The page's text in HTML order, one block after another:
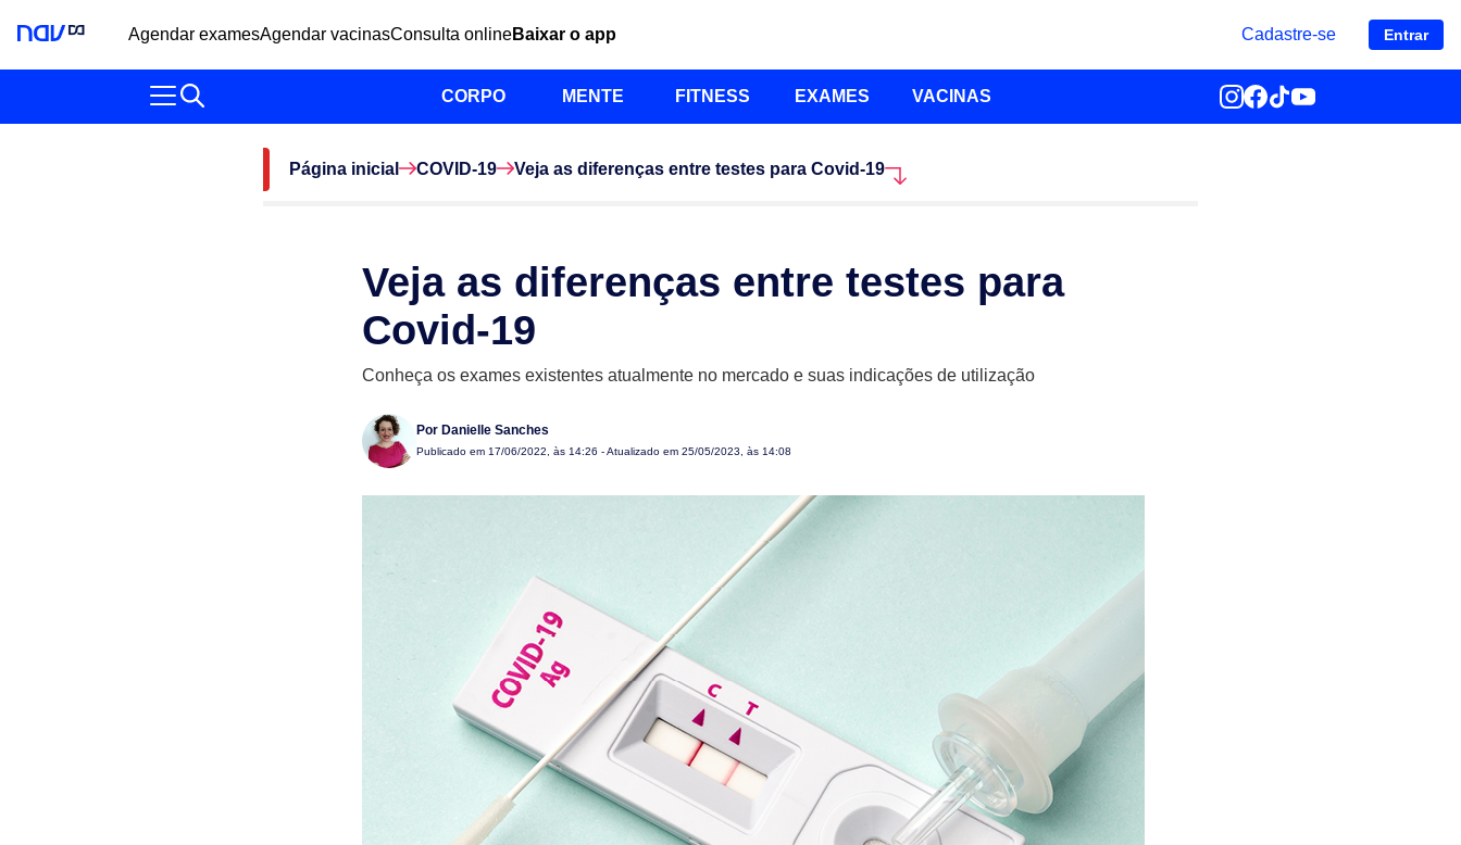
Agendar examesAgendar vacinasConsulta onlineBaixar o app Cadastre-se Entrar
CORPO MENTE FITNESS EXAMES VACINAS
Página inicial COVID-19 Veja as diferenças entre testes para Covid-19
Veja as diferenças entre testes para
Covid-19
Conheça os exames existentes atualmente no mercado e suas indicações de utilização
Por Danielle Sanches
Publicado em 17/06/2022, às 14:26 - Atualizado em 25/05/2023, às 14:08